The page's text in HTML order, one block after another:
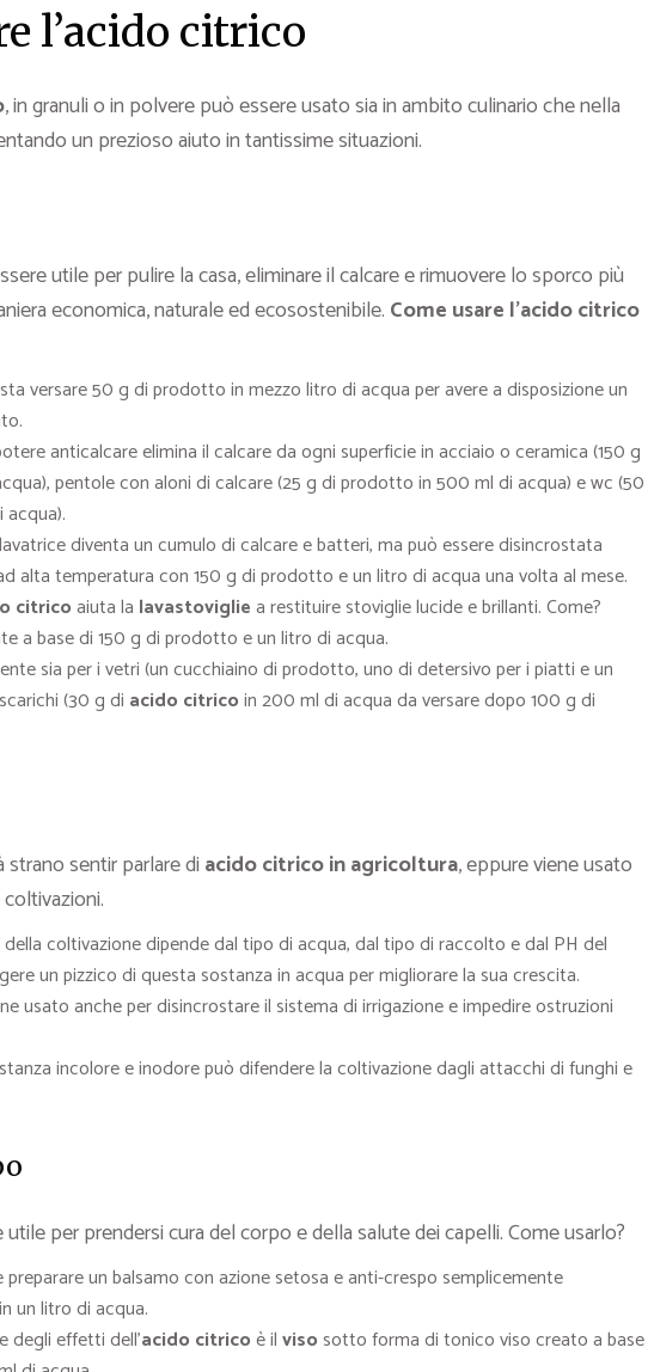
l’acido citrico
, in granuli o in polvere può essere usato sia in ambito culinario che nella
un prezioso aiuto in tantissime situazioni.
utile per pulire la casa, eliminare il calcare e rimuovere lo sporco più
economica, naturale ed ecosostenibile.Come usare l’acido citrico
versare 50 g di prodotto in mezzo litro di acqua per avere a disposizione un
anticalcare elimina il calcare da ogni superficie in acciaio o ceramica (150 g
pentole con aloni di calcare (25 g di prodotto in 500 ml di acqua) e wc (50
diventa un cumulo di calcare e batteri, ma può essere disincrostata
alta temperatura con 150 g di prodotto e un litro di acqua una volta al mese.
citricoaiuta la lavastovigliea restituire stoviglie lucide e brillanti. Come?
a base di 150 g di prodotto e un litro di acqua.
sia per i vetri (un cucchiaino di prodotto, uno di detersivo per i piatti e un
(30 g di acido citricoin 200 ml di acqua da versare dopo 100 g di
sentir parlare di acido citrico in agricoltura, eppure viene usato
coltivazione dipende dal tipo di acqua, dal tipo di raccolto e dal PH del
un pizzico diquesta sostanza in acqua per migliorare la sua crescita.
usato anche per disincrostare il sistema di irrigazione e impedire ostruzioni
incolore e inodore può difendere la coltivazione dagli attacchi di funghi e
per prendersi cura del corpo e della salute dei capelli. Come usarlo?
preparare un balsamo con azione setosa e anti-crespo semplicemente
un litro di acqua.
degli effetti dell’acido citricoè ilviso sotto forma di tonico viso creato a base